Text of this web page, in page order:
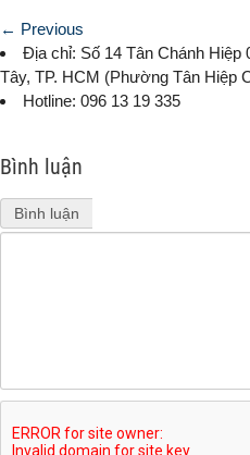
← Previous
Địa chỉ: Số 14 Tân Chánh Hiệp
Tây, TP. HCM (Phường Tân Hiệp
Hotline: 096 13 19 335
Bình luận
Bình luận